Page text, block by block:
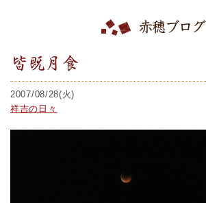
赤穂ブログ
皆既月食
2007/08/28(火)
祥吉の日々